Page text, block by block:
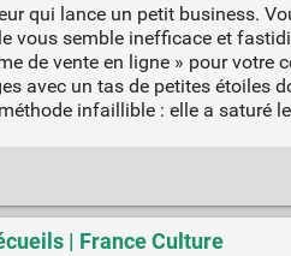
qui lance un petit business.
vous semble inefficace et
de vente en ligne » pour
avec un tas de petites étoiles
infaillible : elle a saturé
| France Culture